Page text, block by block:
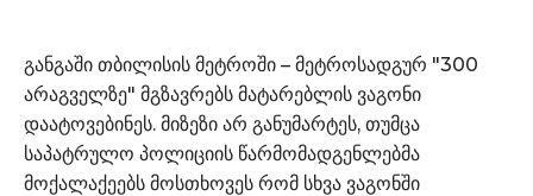
განგაში თბილისის მეტროში – მეტროსადგურ "300
არაგველზე" მგზავრებს მატარებლის ვაგონი
დაატოვებინეს. მიზეზი არ განუმარტეს, თუმცა
საპატრულო პოლიციის წარმომადგენლებმა
მოქალაქეებს მოსთხოვეს რომ სხვა ვაგონში